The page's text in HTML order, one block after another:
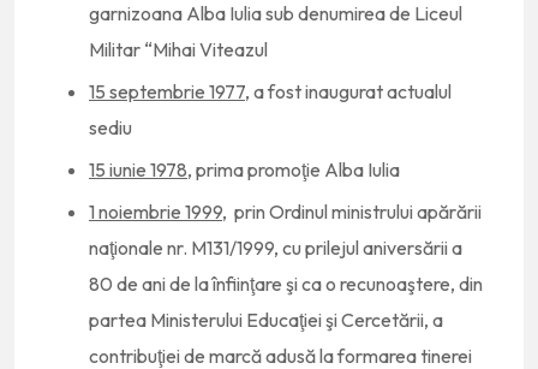
garnizoana Alba Iulia sub denumirea de Liceul
Militar “Mihai Viteazul
15 septembrie 1977, a fost inaugurat actualul
sediu
15 iunie 1978, prima promoţie Alba Iulia
1 noiembrie 1999, prin Ordinul ministrului apărării
naţionale nr. M131/1999, cu prilejul aniversării a
80 de ani de la înfiinţare şi ca o recunoaştere, din
partea Ministerului Educaţiei şi Cercetării, a
contribuţiei de marcă adusă la formarea tinerei